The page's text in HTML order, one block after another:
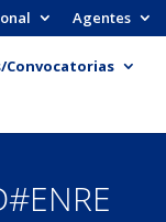
Agentes
Convocatorias